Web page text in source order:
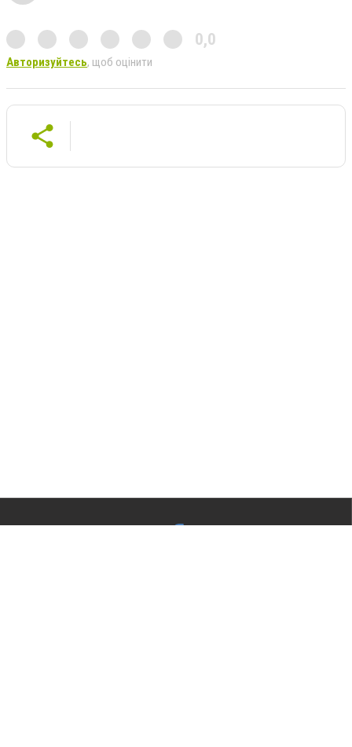
0,0
Авторизуйтесь, щоб оцінити